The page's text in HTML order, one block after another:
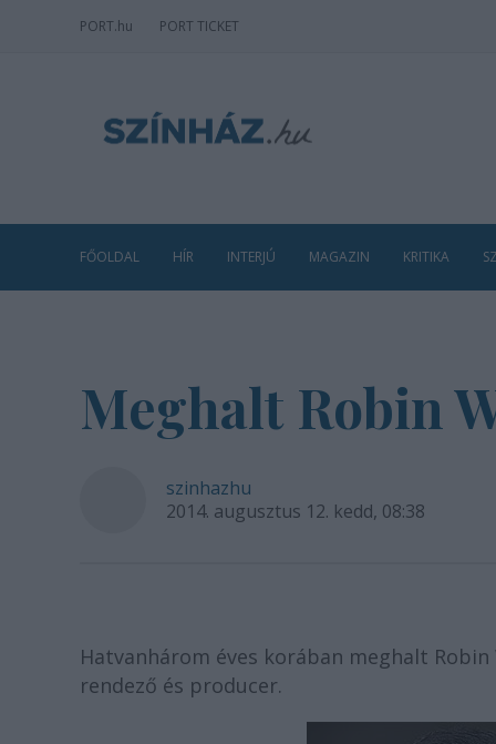
PORT.hu PORT TICKET
FŐOLDAL HÍR INTERJÚ MAGAZIN KRITIKA
Meghalt Robin
szinhazhu
2014. augusztus 12. kedd, 08:38
Hatvanhárom éves korában meghalt
rendező és producer.